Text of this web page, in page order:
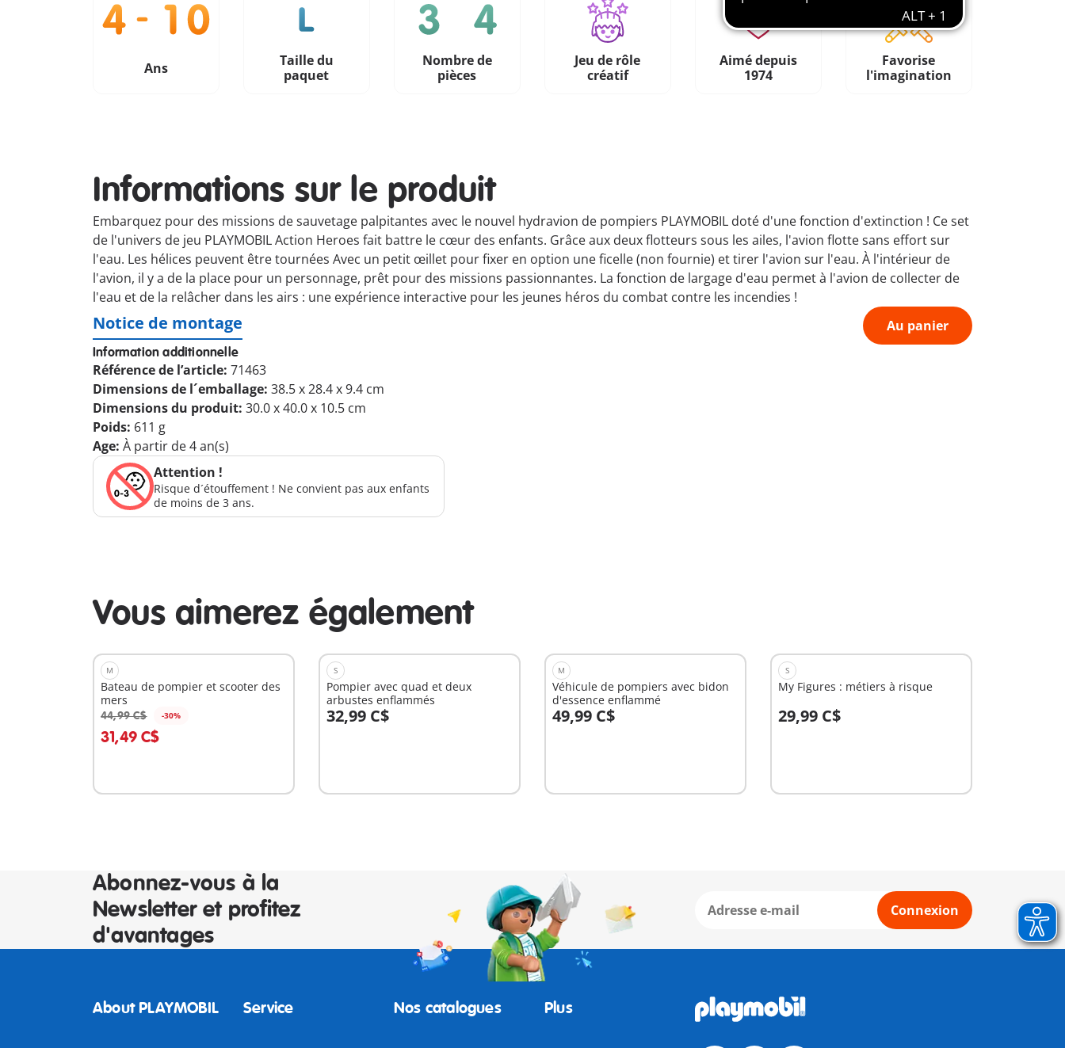
Ans
Taille du
paquet
Nombre de
pièces
Jeu de rôle
créatif
Aimé depuis
1974
Favorise
l'imagination
Informations sur le produit
Embarquez pour des missions de sauvetage palpitantes avec le nouvel hydravion de pompiers PLAYMOBIL doté d'une fonction d'extinction ! Ce set
de l'univers de jeu PLAYMOBIL Action Heroes fait battre le cœur des enfants. Grâce aux deux flotteurs sous les ailes, l'avion flotte sans effort sur
l'eau. Les hélices peuvent être tournées Avec un petit œillet pour fixer en option une ficelle (non fournie) et tirer l'avion sur l'eau. À l'intérieur de
l'avion, il y a de la place pour un personnage, prêt pour des missions passionnantes. La fonction de largage d'eau permet à l'avion de collecter de
l'eau et de la relâcher dans les airs : une expérience interactive pour les jeunes héros du combat contre les incendies !
Au panier
Notice de montage
Information additionnelle
Référence de l’article: 71463
Dimensions de l´emballage: 38.5 x 28.4 x 9.4 cm
Dimensions du produit: 30.0 x 40.0 x 10.5 cm
Poids: 611 g
Age: À partir de 4 an(s)
Attention !
Risque d´étouffement ! Ne convient pas aux enfants
de moins de 3 ans.
Vous aimerez également
M
Bateau de pompier et scooter des
mers
44,99 C$ -30%
31,49 C$
Au panier
S
Pompier avec quad et deux
arbustes enflammés
32,99 C$
Au panier
M
Véhicule de pompiers avec bidon
d'essence enflammé
49,99 C$
Au panier
S
My Figures : métiers à risque
29,99 C$
Au panier
Abonnez-vous à la
Newsletter et profitez
d'avantages
Connexion
About PLAYMOBIL Service Nos catalogues Plus